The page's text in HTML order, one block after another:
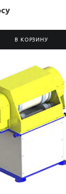
В КОРЗИНУ